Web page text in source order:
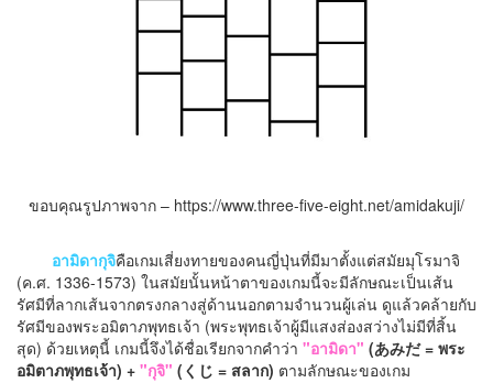
ขอบคุณรูปภาพจาก – https://www.three-five-eight.net/amidakuji/
อามิดากุจิคือเกมเสี่ยงทายของคนญี่ปุ่นที่มีมาตั้งแต่สมัยมุโรมาจิ
(ค.ศ. 1336-1573) ในสมัยนั้นหน้าตาของเกมนี้จะมีลักษณะเป็นเส้น
รัศมีที่ลากเส้นจากตรงกลางสู่ด้านนอกตามจำนวนผู้เล่น ดูแล้วคล้ายกับ
รัศมีของพระอมิตาภพุทธเจ้า (พระพุทธเจ้าผู้มีแสงส่องสว่างไม่มีที่สิ้น
สุด) ด้วยเหตุนี้ เกมนี้จึงได้ชื่อเรียกจากคำว่า "อามิดา" (あみだ = พระ
อมิตาภพุทธเจ้า) + "กุจิ" (くじ = สลาก) ตามลักษณะของเกม